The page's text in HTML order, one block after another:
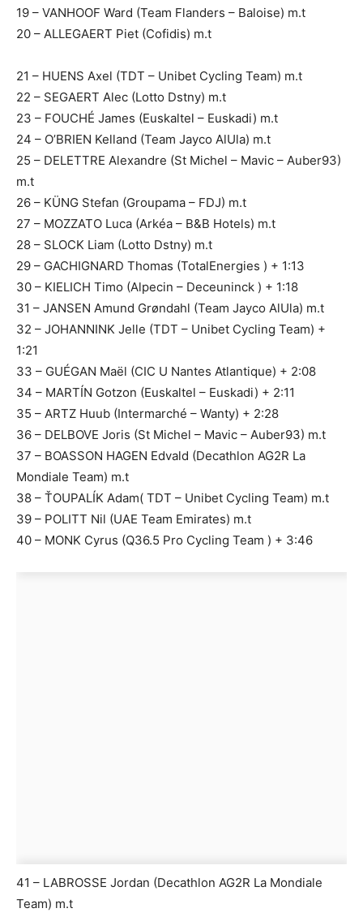
19 – VANHOOF Ward (Team Flanders – Baloise) m.t
20 – ALLEGAERT Piet (Cofidis) m.t
21 – HUENS Axel (TDT – Unibet Cycling Team) m.t
22 – SEGAERT Alec (Lotto Dstny) m.t
23 – FOUCHÉ James (Euskaltel – Euskadi) m.t
24 – O’BRIEN Kelland (Team Jayco AlUla) m.t
25 – DELETTRE Alexandre (St Michel – Mavic – Auber93)
m.t
26 – KÜNG Stefan (Groupama – FDJ) m.t
27 – MOZZATO Luca (Arkéa – B&B Hotels) m.t
28 – SLOCK Liam (Lotto Dstny) m.t
29 – GACHIGNARD Thomas (TotalEnergies ) + 1:13
30 – KIELICH Timo (Alpecin – Deceuninck ) + 1:18
31 – JANSEN Amund Grøndahl (Team Jayco AlUla) m.t
32 – JOHANNINK Jelle (TDT – Unibet Cycling Team) +
1:21
33 – GUÉGAN Maël (CIC U Nantes Atlantique) + 2:08
34 – MARTÍN Gotzon (Euskaltel – Euskadi) + 2:11
35 – ARTZ Huub (Intermarché – Wanty) + 2:28
36 – DELBOVE Joris (St Michel – Mavic – Auber93) m.t
37 – BOASSON HAGEN Edvald (Decathlon AG2R La
Mondiale Team) m.t
38 – ŤOUPALÍK Adam( TDT – Unibet Cycling Team) m.t
39 – POLITT Nil (UAE Team Emirates) m.t
40 – MONK Cyrus (Q36.5 Pro Cycling Team ) + 3:46
41 – LABROSSE Jordan (Decathlon AG2R La Mondiale
Team) m.t